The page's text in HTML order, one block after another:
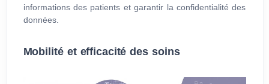
informations des patients et garantir la confidentialité des
données.
Mobilité et efficacité des soins